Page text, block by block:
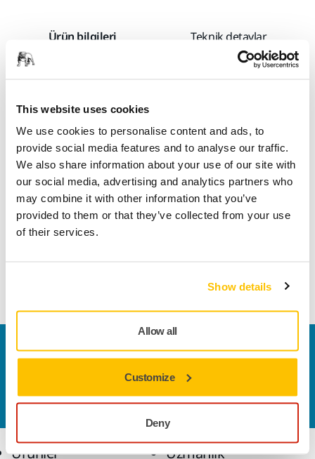
This website uses cookies
We use cookies to personalise content and ads, to
provide social media features and to analyse our traffic.
We also share information about your use of our site with
our social media, advertising and analytics partners who
may combine it with other information that you’ve
provided to them or that they’ve collected from your use
of their services.
Show details
Allow all
Customize
Deny
Ürün bilgileri Teknik detaylar
Iridium, evrensel zımparalama için birinci sınıf bir kağıt
zımparadır. Hız ve verimlilik için mükemmelleştirilmiştir.
Tıkanmayı önleyen ve boncuklanmayı azaltan hassas
kaplamaya sahip esnek bir kağıt üzerinde seramik ve
alüminyum oksit taneciklerinin bir karışımına sahiptir. Pratik
olarak tozu iter ve tanecikler daha uzun süre keskin kaldığı
için kullanım ömrü uzar. Toz emiş, diskler ve şeritler için çok
delikli desenlerle optimize edilmiştir. Iridium, hem yumuşak
Bize Ulaşın
ve uzman ekibimiz sorularınızı
yanıtlasın.
Ürünler Uzmanlık